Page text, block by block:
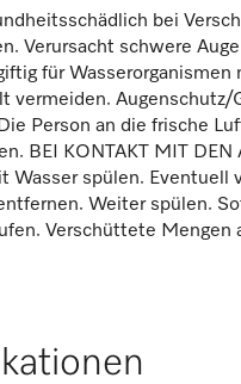
bei
Verursacht schwere
für
vermeiden. Augenschutz/
Person an die frische
BEI KONTAKT MIT
Wasser spülen. Eventuell
Weiter spülen.
Verschüttete Mengen